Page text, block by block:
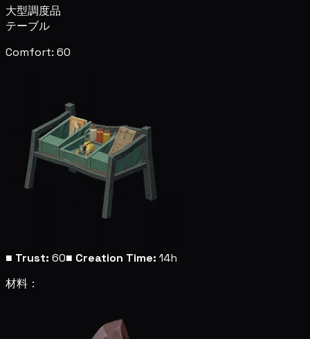
大型調度品
テーブル
Comfort: 60
■ Trust: 60■ Creation Time: 14h
材料：